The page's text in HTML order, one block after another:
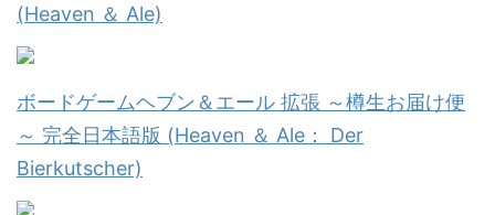
(Heaven ＆ Ale)
ボードゲームヘブン＆エール 拡張 ～樽生お届け便
～ 完全日本語版 (Heaven ＆ Ale： Der
Bierkutscher)